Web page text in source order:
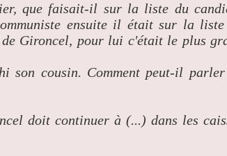
que faisait-il sur la liste du
ensuite il était sur la
Gironcel, pour lui c'était le plus
son cousin. Comment peut-il
doit continuer à (...) dans les